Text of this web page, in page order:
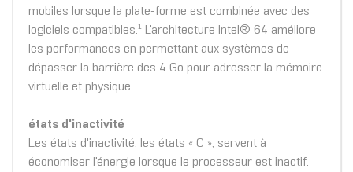
mobiles lorsque la plate-forme est combinée avec des
logiciels compatibles.¹ L'architecture Intel® 64 améliore
les performances en permettant aux systèmes de
dépasser la barrière des 4 Go pour adresser la mémoire
virtuelle et physique.
états d'inactivité
Les états d'inactivité, les états « C », servent à
économiser l'énergie lorsque le processeur est inactif.